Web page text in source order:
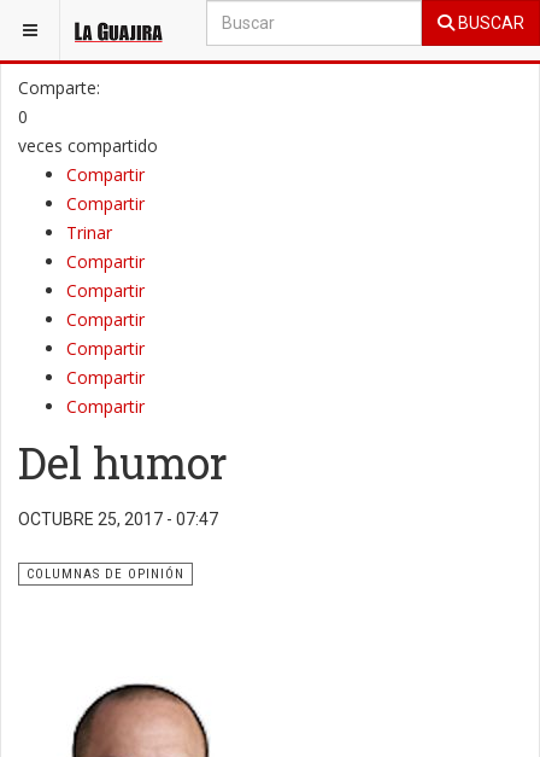
BUSCAR
ESTÁ AQUÍ: OPINIÓN COLUMNAS DE OPINIÓN
Comparte:
0
veces compartido
Compartir
Compartir
Trinar
Compartir
Compartir
Compartir
Compartir
Compartir
Compartir
Del humor
OCTUBRE 25, 2017 - 07:47
COLUMNAS DE OPINIÓN